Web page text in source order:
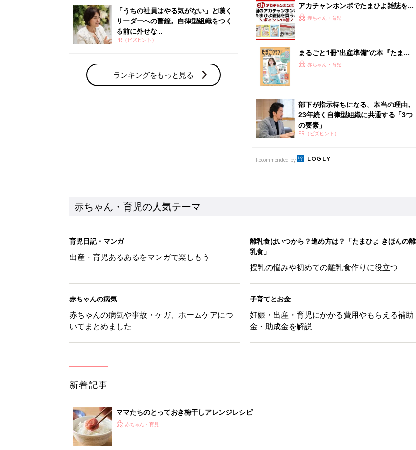
「うちの社員はやる気がない」と嘆く
リーダーへの警鐘。自律型組織をつく
る前に外せな...
PR（ビズヒント）
ランキングをもっと見る
アカチャンホンポでたまひよ雑誌を買
うとポイント10倍【期間限定】
赤ちゃん・育児
まるごと1冊“出産準備”の本『たまご
クラブ 夏号』〈スペシャル大特集〉
赤ちゃん・育児
部下が指示待ちになる、本当の理由。
23年続く自律型組織に共通する「3つ
の要素」
PR（ビズヒント）
Recommended by
赤ちゃん・育児の人気テーマ
育児日記・マンガ
出産・育児あるあるをマンガで楽しもう
離乳食はいつから？進め方は？「たまひよ きほんの離
乳食」
授乳の悩みや初めての離乳食作りに役立つ
赤ちゃんの病気
赤ちゃんの病気や事故・ケガ、ホームケアにつ
いてまとめました
子育てとお金
妊娠・出産・育児にかかる費用やもらえる補助
金・助成金を解説
新着記事
ママたちのとっておき梅干しアレンジレシピ
赤ちゃん・育児